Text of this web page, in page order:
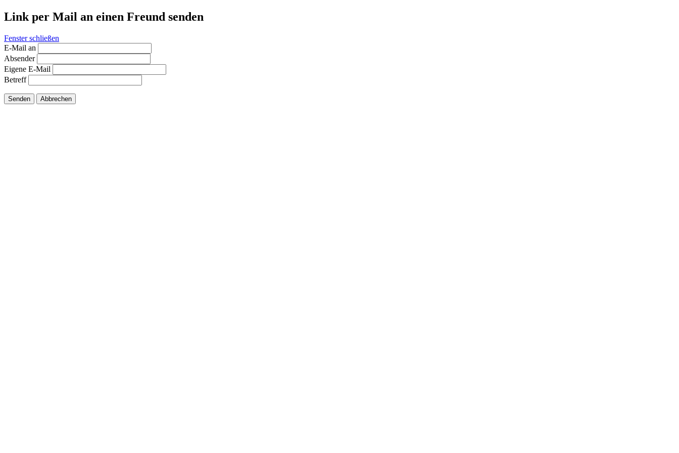
Link per Mail an einen Freund senden
Fenster schließen
E-Mail an
Absender
Eigene E-Mail
Betreff
Senden Abbrechen